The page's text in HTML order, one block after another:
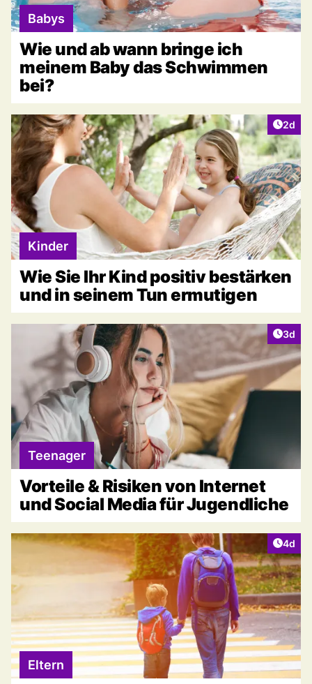
Babys
Wie und ab wann bringe ich
meinem Baby das Schwimmen
bei?
2d
Kinder
Wie Sie Ihr Kind positiv bestärken
und in seinem Tun ermutigen
3d
Teenager
Vorteile & Risiken von Internet
und Social Media für Jugendliche
4d
Eltern